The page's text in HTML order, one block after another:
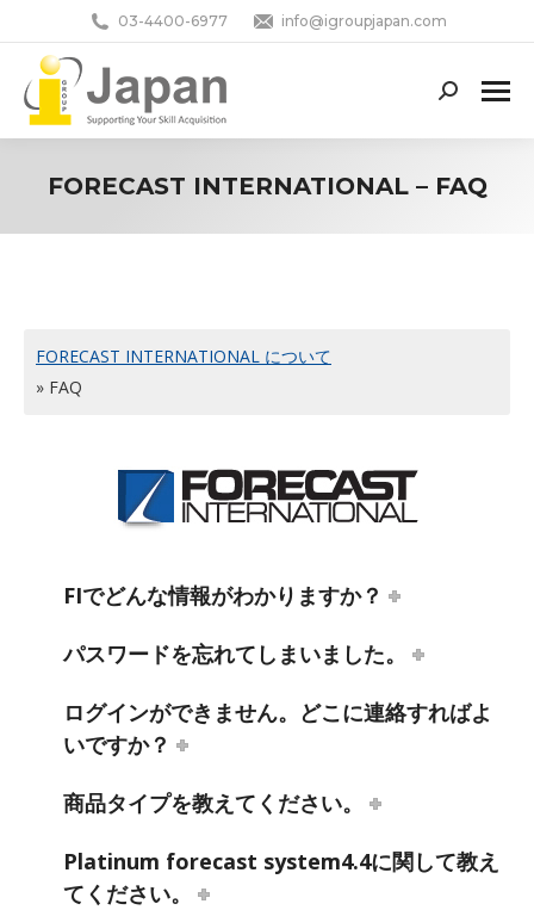
03-4400-6977 info@igroupjapan.com
Search:
FORECAST INTERNATIONAL – FAQ
FORECAST INTERNATIONAL について
» FAQ
FIでどんな情報がわかりますか？
パスワードを忘れてしまいました。
ログインができません。どこに連絡すればよ
いですか？
商品タイプを教えてください。
Platinum forecast system4.4に関して教え
てください。